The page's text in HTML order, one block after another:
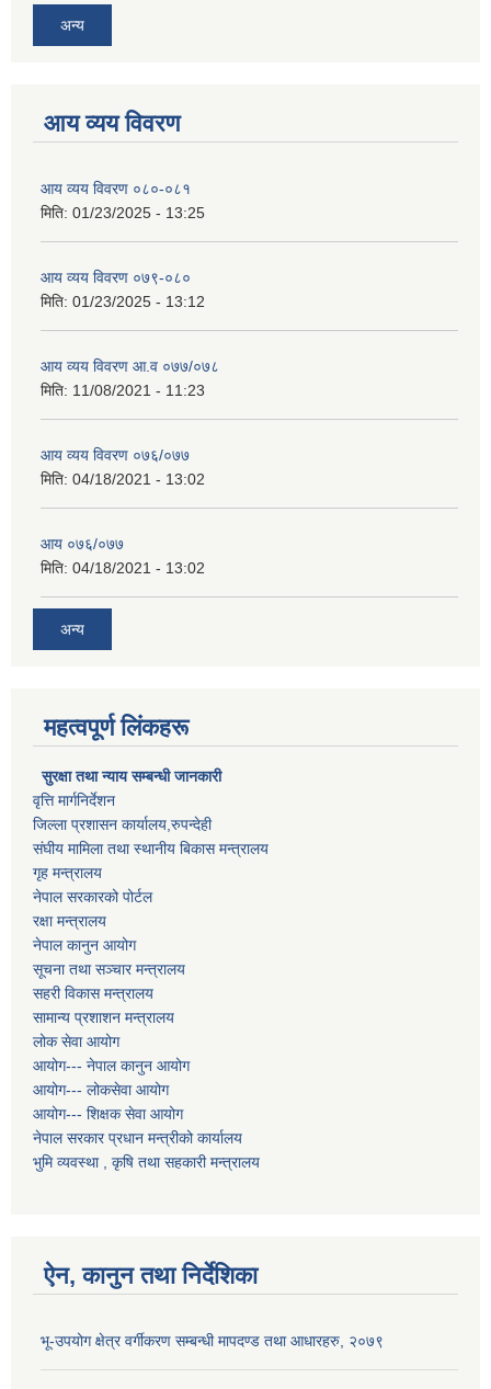
अन्य
आय व्यय विवरण
आय व्यय विवरण ०८०-०८१
मिति: 01/23/2025 - 13:25
आय व्यय विवरण ०७९-०८०
मिति: 01/23/2025 - 13:12
आय व्यय विवरण आ.व ०७७/०७८
मिति: 11/08/2021 - 11:23
आय व्यय विवरण ०७६/०७७
मिति: 04/18/2021 - 13:02
आय ०७६/०७७
मिति: 04/18/2021 - 13:02
अन्य
महत्वपूर्ण लिंकहरू
सुरक्षा तथा न्याय सम्बन्धी जानकारी
वृत्ति मार्गनिर्देशन
जिल्ला प्रशासन कार्यालय,रुपन्देही
संघीय मामिला तथा स्थानीय बिकास मन्त्रालय
गृह मन्त्रालय
नेपाल सरकारको पोर्टल
रक्षा मन्त्रालय
नेपाल कानुन आयोग
सूचना तथा सञ्चार मन्त्रालय
सहरी विकास मन्त्रालय
सामान्य प्रशाशन मन्त्रालय
लोक सेवा आयोग
आयोग--- नेपाल कानुन आयोग
आयोग--- लोकसेवा आयोग
आयोग--- शिक्षक सेवा आयोग
नेपाल सरकार प्रधान मन्त्रीको कार्यालय
भुमि व्यवस्था , कृषि तथा सहकारी मन्त्रालय
ऐन, कानुन तथा निर्देशिका
भू-उपयोग क्षेत्र वर्गीकरण सम्बन्धी मापदण्ड तथा आधारहरु, २०७९